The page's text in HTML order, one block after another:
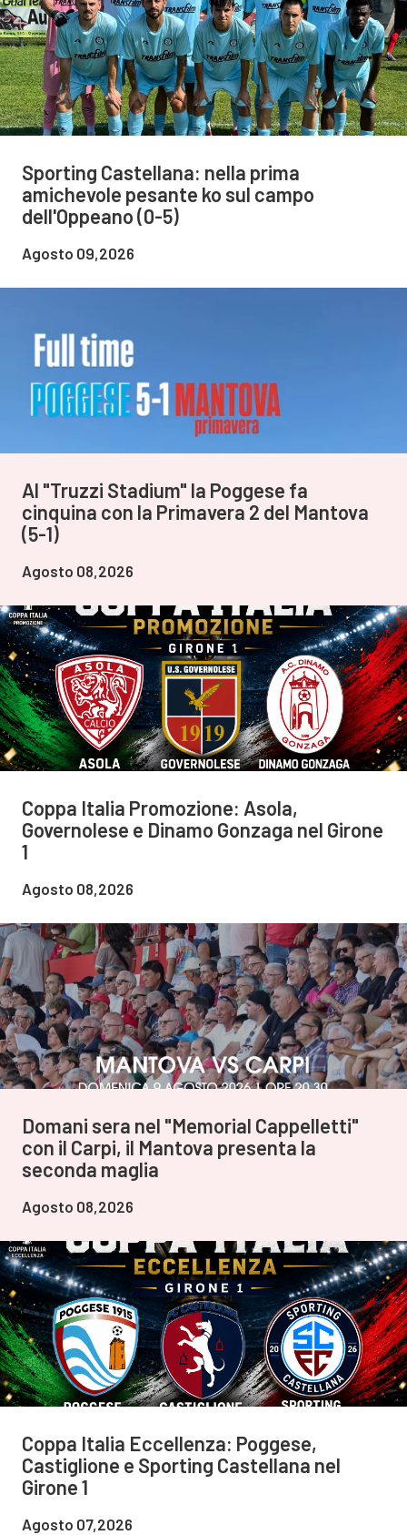
Sporting Castellana: nella prima
amichevole pesante ko sul campo
dell'Oppeano (0-5)
Agosto 09,2026
Al "Truzzi Stadium" la Poggese fa
cinquina con la Primavera 2 del Mantova
(5-1)
Agosto 08,2026
Coppa Italia Promozione: Asola,
Governolese e Dinamo Gonzaga nel Girone
1
Agosto 08,2026
Domani sera nel "Memorial Cappelletti"
con il Carpi, il Mantova presenta la
seconda maglia
Agosto 08,2026
Coppa Italia Eccellenza: Poggese,
Castiglione e Sporting Castellana nel
Girone 1
Agosto 07,2026